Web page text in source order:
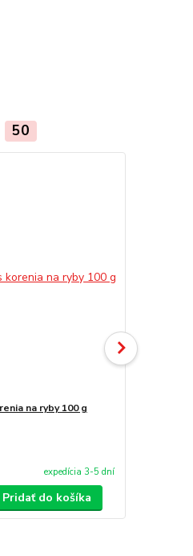
50
na ryby 100 g
expedícia 3-5 dní
Pridať do košíka